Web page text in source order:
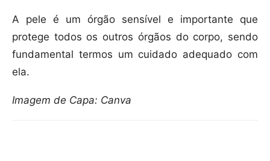
A pele é um órgão sensível e importante que
protege todos os outros órgãos do corpo, sendo
fundamental termos um cuidado adequado com
ela.
Imagem de Capa: Canva